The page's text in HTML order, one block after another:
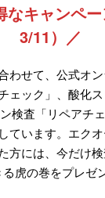
キャンペー
3/11）／
わせて、公式オ
ェック」、酸化
検査「リペアチ
ています。エク
方には、今だけ
る虎の巻をプレゼ